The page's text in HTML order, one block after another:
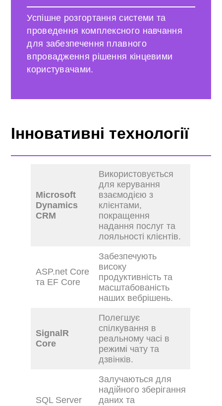
Успішне розгортання системи та
проведення комплексного навчання
для забезпечення плавного
впровадження рішення кінцевими
користувачами.
Інновативні технології
Microsoft
Dynamics
CRM
Використовується
для керування
взаємодією з
клієнтами,
покращення
надання послуг та
лояльності клієнтів.
ASP.net Core
та EF Core
Забезпечують
високу
продуктивність та
масштабованість
наших вебрішень.
SignalR
Core
Полегшує
спілкування в
реальному часі в
режимі чату та
дзвінків.
SQL Server
Залучаються для
надійного зберігання
даних та